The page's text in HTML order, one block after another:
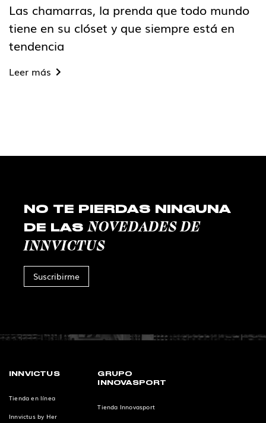
Las chamarras, la prenda que todo mundo
tiene en su clóset y que siempre está en
tendencia
Leer más
NO TE PIERDAS NINGUNA
DE LAS NOVEDADES DE
INNVICTUS
Suscribirme
INNVICTUS
Tienda en línea
Innvictus by Her
GRUPO
INNOVASPORT
Tienda Innovasport